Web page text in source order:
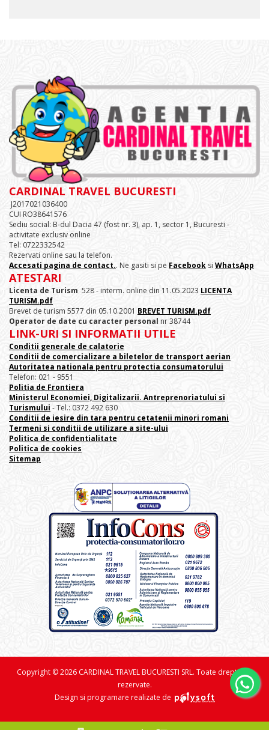
CARDINAL TRAVEL BUCURESTI
J2017021036400
CUI RO38641576
Sediu social: B-dul Dacia 47 (fost nr. 3), ap. 1, sector 1, Bucuresti -
activitate exclusiv online
Tel: 0722332542
Rezervati online sau la telefon.
Accesati pagina de contact.. Ne gasiti si pe Facebook si WhatsApp
ATESTARI
Licenta de Turism 528 - interm. online din 11.05.2023 LICENTA
TURISM.pdf
Brevet de turism 5577 din 05.10.2001 BREVET TURISM.pdf
Operator de date cu caracter personal nr 38744
LINK-URI SI INFORMATII UTILE
Conditii generale de calatorie
Conditii de comercializare a biletelor de transport aerian
Autoritatea nationala pentru protectia consumatorului
Telefon: 021 - 9551
Politia de Frontiera
Ministerul Economiei, Digitalizarii. Antreprenoriatului si
Turismului - Tel.: 0372 492 630
Conditii de iesire din tara pentru cetatenii minori romani
Termeni si conditii de utilizare a site-ului
Politica de confidentialitate
Politica de cookies
Sitemap
Copyright © 2026 CARDINAL TRAVEL BUCURESTI SRL. Toate drepturile
rezervate.
Design si programare realizate de